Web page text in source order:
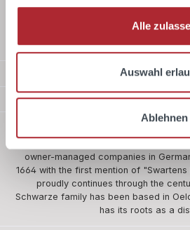
Alle
Auswahl
Ablehnen
Standard
Safer shopping
owner-managed companies in
1664 with the first mention of
proudly continues through the
Schwarze family has been based in
has its roots as a